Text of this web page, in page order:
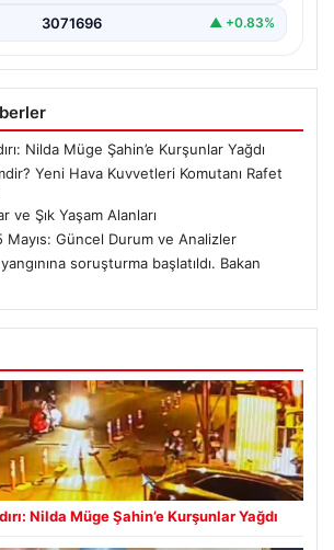
3071696 ▲ +0.83%
Nilda Müge Şahin’e Kurşunlar Yağdı
Yeni Hava Kuvvetleri Komutanı Rafet
Şık Yaşam Alanları
Mayıs: Güncel Durum ve Analizler
soruşturma başlatıldı. Bakan
Nilda Müge Şahin’e Kurşunlar Yağdı